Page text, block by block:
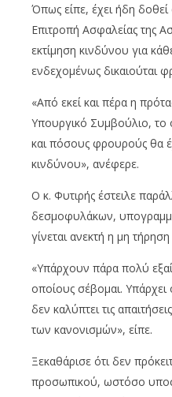
Όπως είπε, έχει ήδη
Επιτροπή Ασφαλείας της
εκτίμηση κινδύνου για
ενδεχομένως δικαιούται
«Από εκεί και πέρα η
Υπουργικό Συμβούλιο, το
και πόσους φρουρούς θα
κινδύνου», ανέφερε.
Ο κ. Φυτιρής έστειλε
δεσμοφυλάκων,
γίνεται ανεκτή η μη
«Υπάρχουν πάρα πολύ
οποίους σέβομαι.
δεν καλύπτει τις
των κανονισμών», είπε.
Ξεκαθάρισε ότι δεν
προσωπικού, ωστόσο